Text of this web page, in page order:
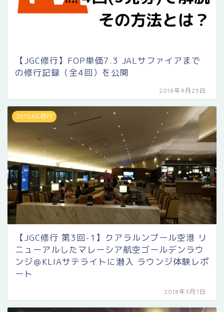
【JGC修行】FOP単価7.3 JALサファイアまで
の修行記録（全4回）を公開
2018年9月25日
2018JGC修行
【JGC修行 第3回-1】クアラルンプール空港 リ
ニューアルしたマレーシア航空ゴールデンラウ
ンジ＠KLIAサテライトに潜入 ラウンジ体験レポ
ート
2018年3月7日